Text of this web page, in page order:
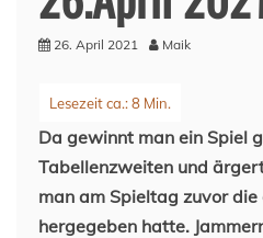
26. April 2021 Maik
Da gewinnt man ein Spiel
Tabellenzweiten und
man am Spieltag zuvor die
hergegeben hatte.